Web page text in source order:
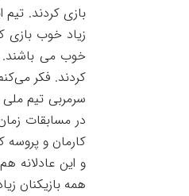
بازی کردند. تیم
زیاد خوب بازی
خوب می
کردند. فکر
سرمربی تیم ملی
در مسابقات
کارمان و پروسه
و این عادلانه
همه بازیکنان